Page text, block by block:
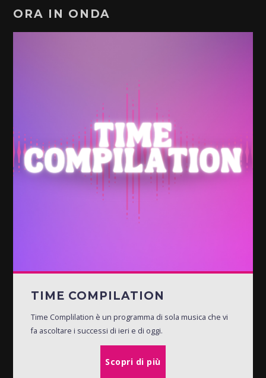
ORA IN ONDA
TIME COMPILATION
Time Complilation è un programma di sola musica che vi
fa ascoltare i successi di ieri e di oggi.
Scopri di più